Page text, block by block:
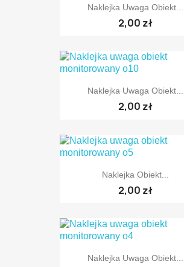
Naklejka Uwaga Obiekt...
2,00 zł
Naklejka Uwaga Obiekt...
2,00 zł
Naklejka Obiekt...
2,00 zł
Naklejka Uwaga Obiekt...